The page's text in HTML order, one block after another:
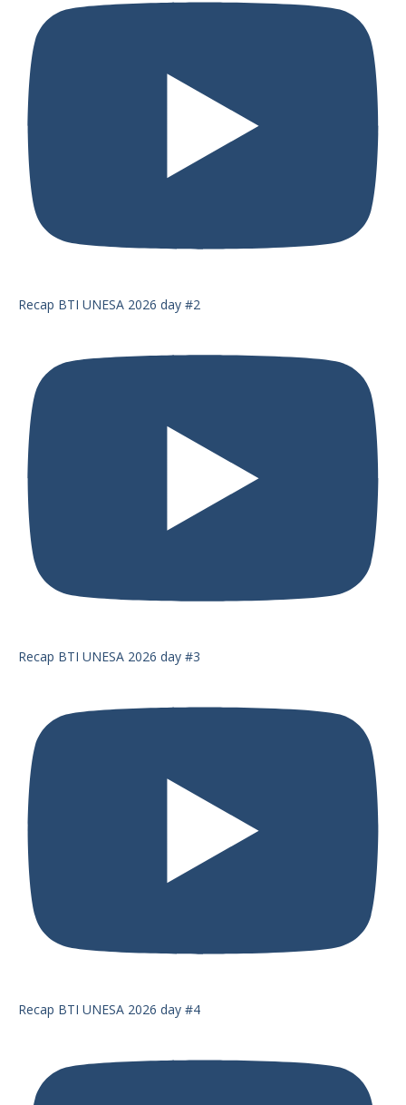
Recap BTI UNESA 2026 day #2
Recap BTI UNESA 2026 day #3
Recap BTI UNESA 2026 day #4